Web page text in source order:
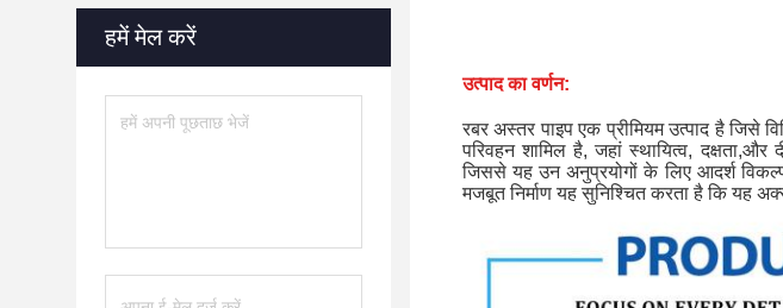
हमें मेल करें
उत्पाद का वर्णन:
रबर अस्तर पाइप एक प्रीमियम उत्पाद है जिसे
परिवहन शामिल है, जहां स्थायित्व, दक्षता,और
जिससे यह उन अनुप्रयोगों के लिए आदर्श विकल्प
मजबूत निर्माण यह सुनिश्चित करता है कि यह